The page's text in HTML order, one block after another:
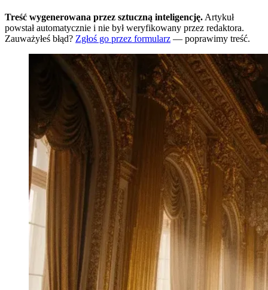
Treść wygenerowana przez sztuczną inteligencję. Artykuł
powstał automatycznie i nie był weryfikowany przez redaktora.
Zauważyłeś błąd? Zgłoś go przez formularz — poprawimy treść.